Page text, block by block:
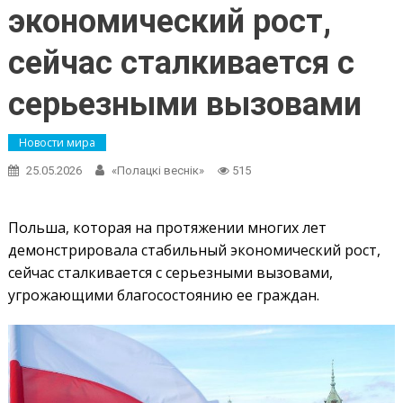
экономический рост,
сейчас сталкивается с
серьезными вызовами
Новости мира
25.05.2026 «Полацкі веснік» 515
Польша, которая на протяжении многих лет
демонстрировала стабильный экономический рост,
сейчас сталкивается с серьезными вызовами,
угрожающими благосостоянию ее граждан.